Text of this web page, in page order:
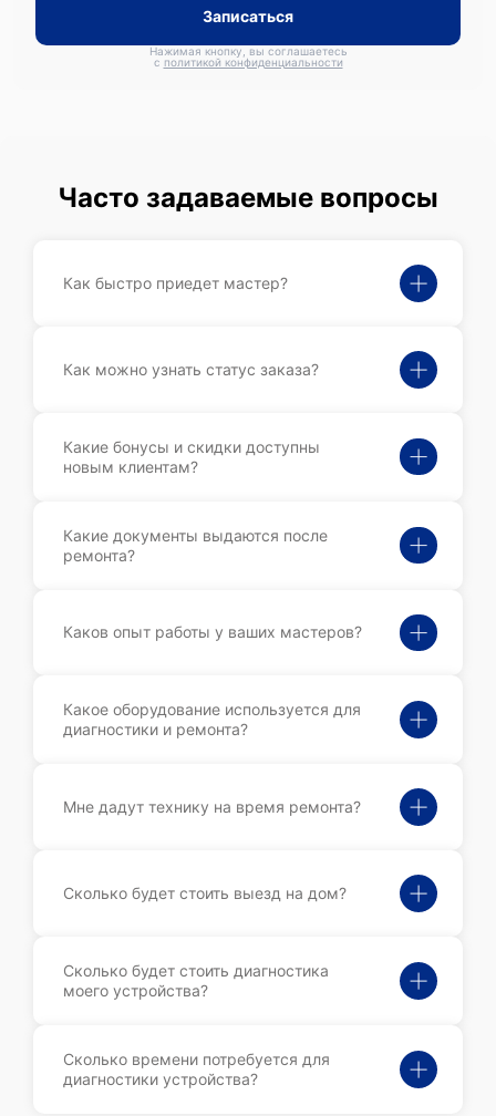
Записаться
Нажимая кнопку, вы соглашаетесь
с политикой конфиденциальности
Часто задаваемые вопросы
Как быстро приедет мастер?
Как можно узнать статус заказа?
Какие бонусы и скидки доступны
новым клиентам?
Какие документы выдаются после
ремонта?
Каков опыт работы у ваших мастеров?
Какое оборудование используется для
диагностики и ремонта?
Мне дадут технику на время ремонта?
Сколько будет стоить выезд на дом?
Сколько будет стоить диагностика
моего устройства?
Сколько времени потребуется для
диагностики устройства?